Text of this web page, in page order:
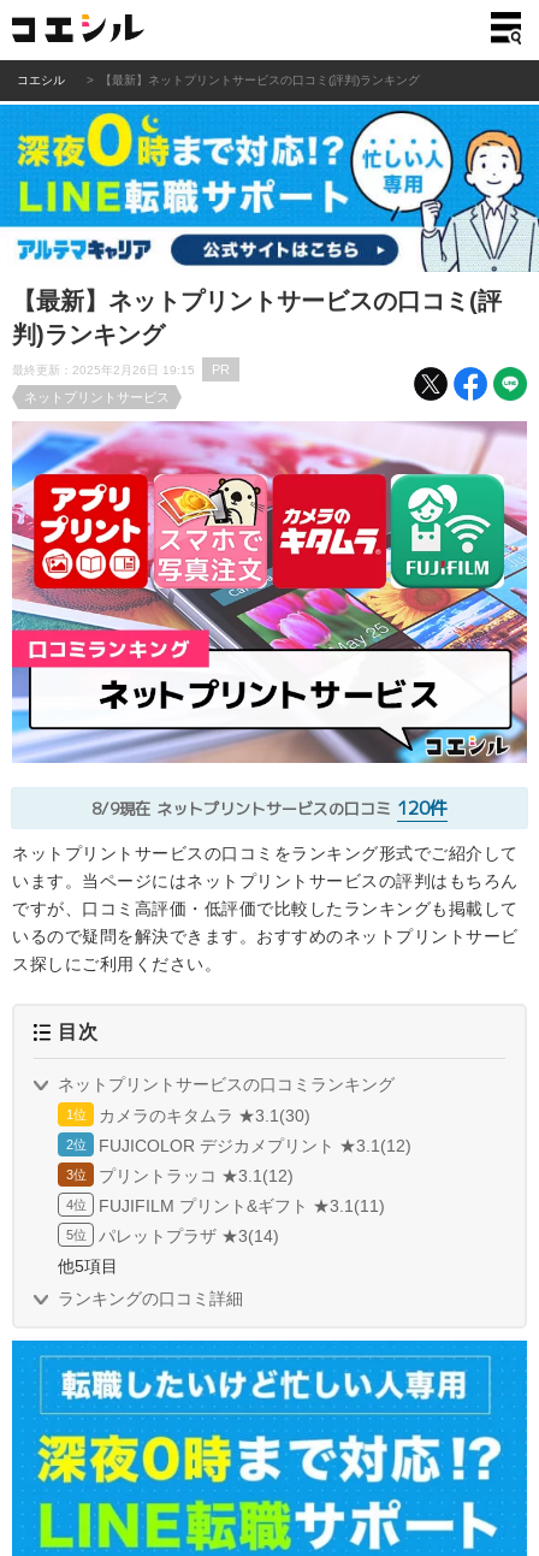
コエシル 【最新】ネットプリントサービスの口コミ(評判)ランキング
【最新】ネットプリントサービスの口コミ(評
判)ランキング
最終更新：2025年2月26日 19:15
PR
ネットプリントサービス
8/9現在 ネットプリントサービスの口コミ 120件
ネットプリントサービスの口コミをランキング形式でご紹介して
います。当ページにはネットプリントサービスの評判はもちろん
ですが、口コミ高評価・低評価で比較したランキングも掲載して
いるので疑問を解決できます。おすすめのネットプリントサービ
ス探しにご利用ください。
目次
ネットプリントサービスの口コミランキング
カメラのキタムラ ★3.1(30)
FUJICOLOR デジカメプリント ★3.1(12)
プリントラッコ ★3.1(12)
FUJIFILM プリント&ギフト ★3.1(11)
パレットプラザ ★3(14)
他5項目
ランキングの口コミ詳細